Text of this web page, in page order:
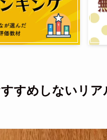
すめしないリア